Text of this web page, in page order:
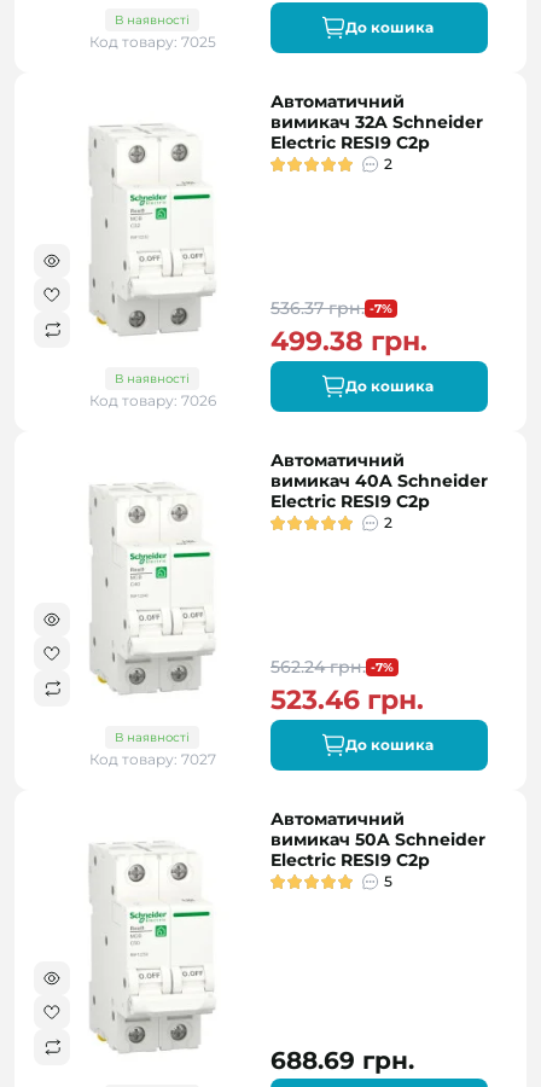
В наявності
Код товару: 7025
До кошика
В наявності
Код товару: 7026
Автоматичний
вимикач 32A Schneider
Electric RESI9 C2р
2
536.37 грн. -7%
499.38 грн.
До кошика
В наявності
Код товару: 7027
Автоматичний
вимикач 40A Schneider
Electric RESI9 C2р
2
562.24 грн. -7%
523.46 грн.
До кошика
Автоматичний
вимикач 50A Schneider
Electric RESI9 C2р
5
688.69 грн.